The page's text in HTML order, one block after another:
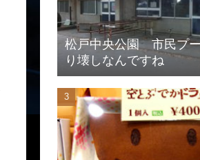
松戸中央公園 市民プ
り壊しなんですね